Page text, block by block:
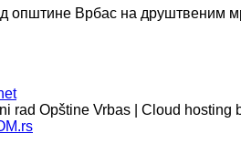
општине Врбас на друштвеним
rad Opštine Vrbas | Cloud hosting